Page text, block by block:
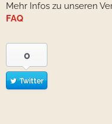
Mehr Infos zu unseren
FAQ
0
Twitter